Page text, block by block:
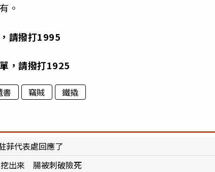
。
請撥打1995
，請撥打1925
書 竊賊 鐵撬
菲代表處回應了
挖出來 腸被刺破險死